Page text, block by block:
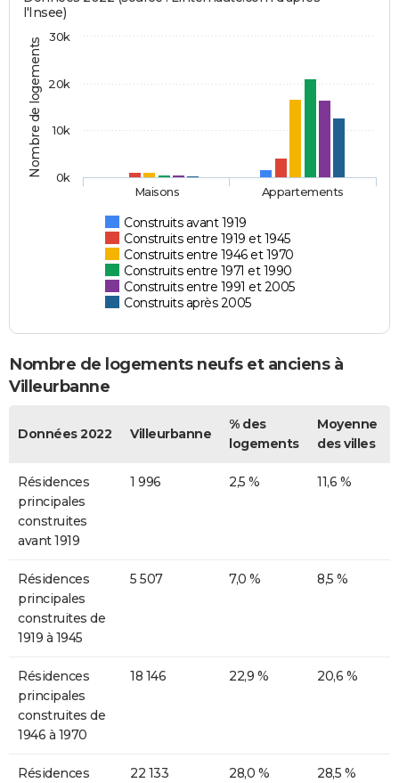
Nombre de logements
l'Insee)
Construits avant 1919
Construits entre 1919 et 1945
Construits entre 1946 et 1970
Construits entre 1971 et 1990
Construits entre 1991 et 2005
Construits après 2005
Maisons Appartements
0k
10k
20k
30k
Nombre de logements neufs et anciens à
Villeurbanne
Données 2022 Villeurbanne
% des
logements
Moyenne
des villes
Résidences
principales
construites
avant 1919
1 996 2,5 % 11,6 %
Résidences
principales
construites de
1919 à 1945
5 507 7,0 % 8,5 %
Résidences
principales
construites de
1946 à 1970
18 146 22,9 % 20,6 %
Résidences
22 133 28,0 % 28,5 %